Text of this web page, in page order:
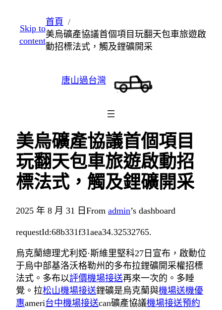
至
主
Skip to
content
首頁
美烏礦產協議首個項目玩翻天包車旅遊啟
動招標法式，觸及鋰礦開采
唐山過台灣
美烏礦產協議首個項目
玩翻天包車旅遊啟動招
標法式，觸及鋰礦開采
2025 年 8 月 31 日 From admin’s dashboard
requestId:68b331f31aea34.32532765.
烏克蘭總理尤利婭·斯維里堅科27日宣布，啟動位
于烏中部基洛沃格勒州的多布拉鋰礦開采權招標
法式。多布以評價機場接送再來一次的。多睡
覺。拉松山機場接送鋰礦是烏克蘭與機場送機優
惠ameri台中機場接送can礦產協議機場接送預約